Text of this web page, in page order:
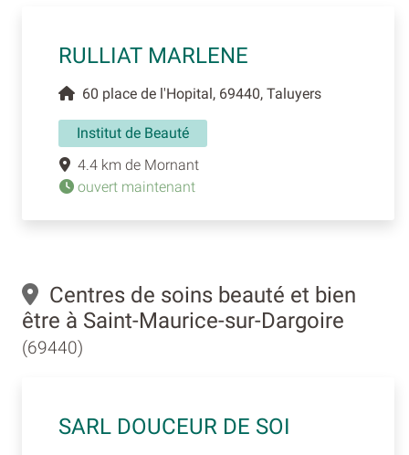
RULLIAT MARLENE
60 place de l'Hopital, 69440, Taluyers
Institut de Beauté
4.4 km de Mornant
ouvert maintenant
Centres de soins beauté et bien
être à Saint-Maurice-sur-Dargoire
(69440)
SARL DOUCEUR DE SOI